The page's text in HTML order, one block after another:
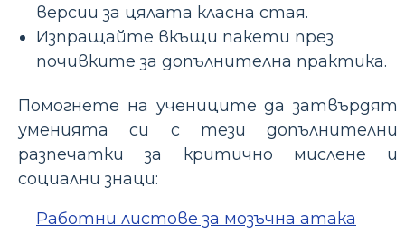
версии за цялата класна стая.
Изпращайте вкъщи пакети през
почивките за допълнителна практика.
Помогнете на учениците да затвърдят
уменията си с тези допълнителни
разпечатки за критично мислене и
социални знаци:
Работни листове за мозъчна атака